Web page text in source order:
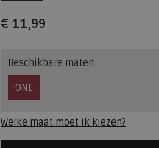
€ 11,99
Beschikbare maten
ONE
Welke maat moet ik kiezen?